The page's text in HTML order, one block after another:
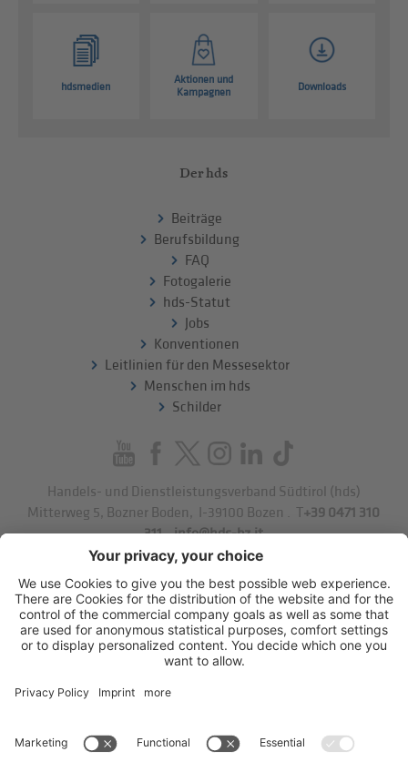
hdsmedien
Aktionen und
Kampagnen
Downloads
Der hds
Beiträge
Berufsbildung
FAQ
Fotogalerie
hds-Statut
Jobs
Konventionen
Leitlinien für den Messesektor
Menschen im hds
Schilder
Handels- und Dienstleistungsverband Südtirol (hds)
Mitterweg 5, Bozner Boden
I-39100 Bozen . T+39 0471 310
311.info@hds-bz.it
Impressum
Datenschutzerklärung
Cookie-Einstellungen
Sitemap